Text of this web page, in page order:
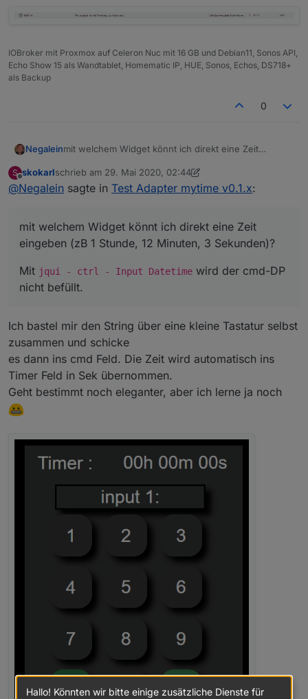
IOBroker mit Proxmox auf Celeron Nuc mit 16 GB und Debian11, Sonos API,
Echo Show 15 als Wandtablet, Homematic IP, HUE, Sonos, Echos, DS718+
als Backup
0
Negaleinmit welchem Widget könnt ich direkt eine Zeit
Mitjqui - ctrl - Input Datetime
cmd-DP nicht befüllt.
S
Offline
skokarlschrieb am 29. Mai 2020, 02:44
zuletzt editiert von skokarl
@Negalein sagte in Test Adapter mytime v0.1.x:
mit welchem Widget könnt ich direkt eine Zeit
eingeben (zB 1 Stunde, 12 Minuten, 3 Sekunden)?
Mit jqui - ctrl - Input Datetime wird der cmd-DP
nicht befüllt.
Ich bastel mir den String über eine kleine Tastatur selbst
zusammen und schicke
es dann ins cmd Feld. Die Zeit wird automatisch ins
Timer Feld in Sek übernommen.
Geht bestimmt noch eleganter, aber ich lerne ja noch
Hallo! Könnten wir bitte einige zusätzliche Dienste für